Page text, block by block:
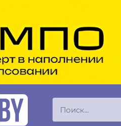
Принято считать, что еда —